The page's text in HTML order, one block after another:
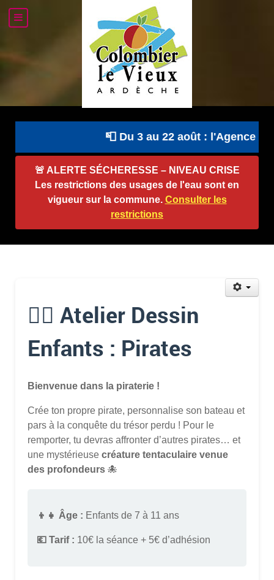
📮 Du 3 au 22 août : l'Agence
🚨 ALERTE SÉCHERESSE – NIVEAU CRISE
Les restrictions des usages de l'eau sont en
vigueur sur la commune. Consulter les
restrictions
🏴‍☠️ Atelier Dessin
Enfants : Pirates
Bienvenue dans la piraterie !
Crée ton propre pirate, personnalise son bateau et
pars à la conquête du trésor perdu ! Pour le
remporter, tu devras affronter d’autres pirates… et
une mystérieuse créature tentaculaire venue
des profondeurs 🐙
👦👧 Âge : Enfants de 7 à 11 ans
💶 Tarif : 10€ la séance + 5€ d’adhésion